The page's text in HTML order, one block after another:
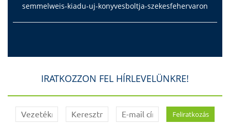
semmelweis-kiadu-uj-konyvesboltja-szekesfehervaron
IRATKOZZON FEL HÍRLEVELÜNKRE!